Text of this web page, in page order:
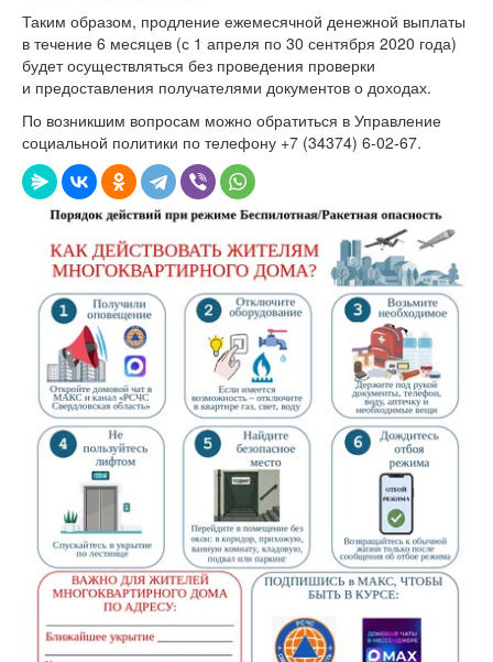
Таким образом, продление ежемесячной денежной выплаты
в течение 6 месяцев (с 1 апреля по 30 сентября 2020 года)
будет осуществляться без проведения проверки
и предоставления получателями документов о доходах.
По возникшим вопросам можно обратиться в Управление
социальной политики по телефону +7 (34374) 6-02-67.